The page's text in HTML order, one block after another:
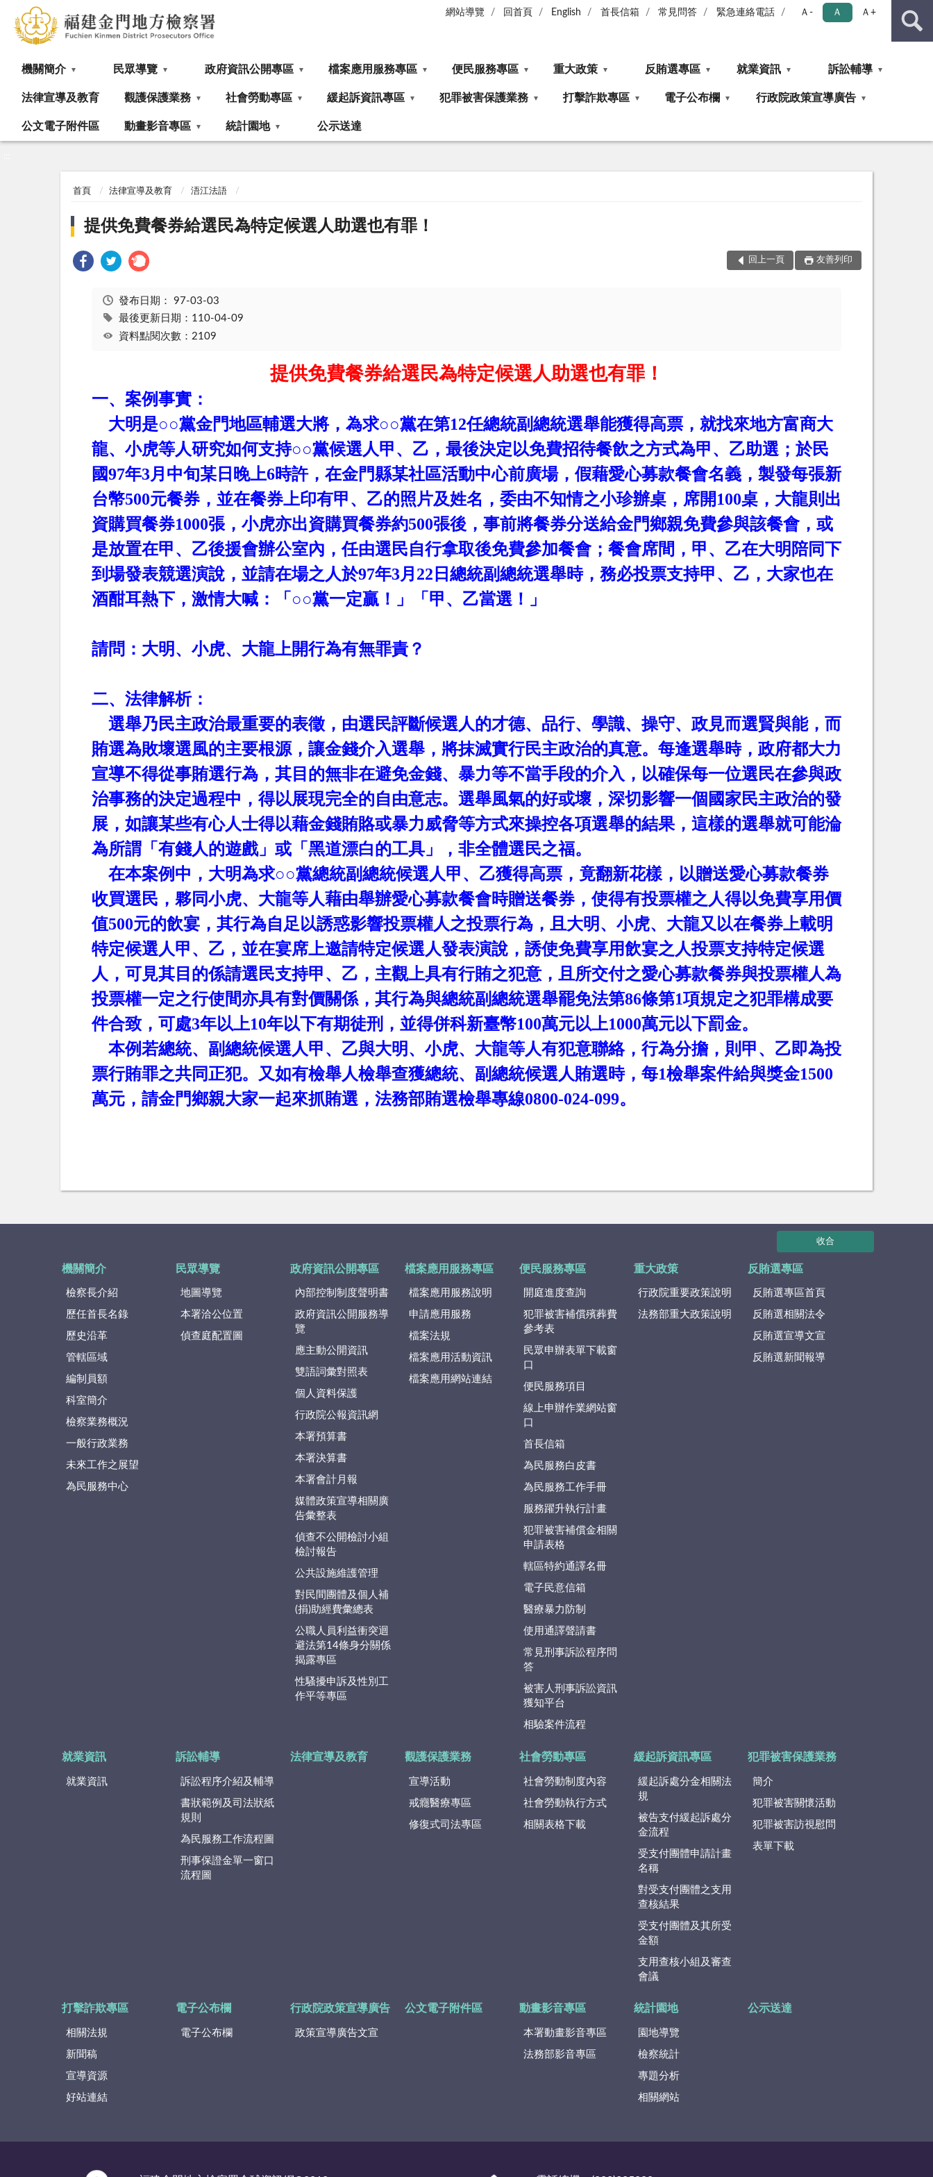
網站導覽 回首頁 English 首長信箱 常見問答 緊急連絡電話 Ａ- Ａ Ａ+
機關簡介 民眾導覽 政府資訊公開專區 檔案應用服務專區 便民服務專區 重大政策 反賄選專區 就業資訊 訴訟輔導
法律宣導及教育 觀護保護業務 社會勞動專區 緩起訴資訊專區 犯罪被害保護業務 打擊詐欺專區 電子公布欄 行政院政策宣導廣告
公文電子附件區 動畫影音專區 統計園地 公示送達
首頁 法律宣導及教育 浯江法語
提供免費餐券給選民為特定候選人助選也有罪！
回上一頁 友善列印
發布日期： 97-03-03
最後更新日期：110-04-09
資料點閱次數：2109
提供免費餐券給選民為特定候選人助選也有罪！
一、案例事實：
大明是○○黨金門地區輔選大將，為求○○黨在第12任總統副總統選舉能獲得高票，就找來地方富商大
龍、小虎等人研究如何支持○○黨候選人甲、乙，最後決定以免費招待餐飲之方式為甲、乙助選；於民
國97年3月中旬某日晚上6時許，在金門縣某社區活動中心前廣場，假藉愛心募款餐會名義，製發每張新
台幣500元餐券，並在餐券上印有甲、乙的照片及姓名，委由不知情之小珍辦桌，席開100桌，大龍則出
資購買餐券1000張，小虎亦出資購買餐券約500張後，事前將餐券分送給金門鄉親免費參與該餐會，或
是放置在甲、乙後援會辦公室內，任由選民自行拿取後免費參加餐會；餐會席間，甲、乙在大明陪同下
到場發表競選演說，並請在場之人於97年3月 22 日總統副總統選舉時，務必投票支持甲、乙，大家也在
酒酣耳熱下，激情大喊：「○○黨一定贏！」「甲、乙當選！」
請問：大明、小虎、大龍上開行為有無罪責？
二、法律解析：
選舉乃民主政治最重要的表徵，由選民評斷候選人的才德、品行、學識、操守、政見而選賢與能，而
賄選為敗壞選風的主要根源，讓金錢介入選舉，將抹滅實行民主政治的真意。每逢選舉時，政府都大力
宣導不得從事賄選行為，其目的無非在避免金錢、暴力等不當手段的介入，以確保每一位選民在參與政
治事務的決定過程中，得以展現完全的自由意志。選舉風氣的好或壞，深切影響一個國家民主政治的發
展，如讓某些有心人士得以藉金錢賄賂或暴力威脅等方式來操控各項選舉的結果，這樣的選舉就可能淪
為所謂「有錢人的遊戲」或「黑道漂白的工具」，非全體選民之福。
在本案例中，大明為求○○黨總統副總統候選人甲、乙獲得高票，竟翻新花樣，以贈送愛心募款餐券
收買選民，夥同小虎、大龍等人藉由舉辦愛心募款餐會時贈送餐券，使得有投票權之人得以免費享用價
值500元的飲宴，其行為自足以誘惑影響投票權人之投票行為，且大明、小虎、大龍又以在餐券上載明
特定候選人甲、乙，並在宴席上邀請特定候選人發表演說，誘使免費享用飲宴之人投票支持特定候選
人，可見其目的係請選民支持甲、乙，主觀上具有行賄之犯意，且所交付之愛心募款餐券與投票權人為
投票權一定之行使間亦具有對價關係，其行為與總統副總統選舉罷免法第86條第1項規定之犯罪構成要
件合致，可處3年以上10年以下有期徒刑，並得併科新臺幣100萬元以上1000萬元以下罰金。
本例若總統、副總統候選人甲、乙與大明、小虎、大龍等人有犯意聯絡，行為分擔，則甲、乙即為投
票行賄罪之共同正犯。又如有檢舉人檢舉查獲總統、副總統候選人賄選時，每1檢舉案件給與獎金1500
萬元，請金門鄉親大家一起來抓賄選，法務部賄選檢舉專線0800-024-099。
收合
機關簡介
檢察長介紹
歷任首長名錄
歷史沿革
管轄區域
編制員額
科室簡介
檢察業務概況
一般行政業務
未來工作之展望
為民服務中心
民眾導覽
地圖導覽
本署洽公位置
偵查庭配置圖
政府資訊公開專區
內部控制制度聲明書
政府資訊公開服務導
覽
應主動公開資訊
雙語詞彙對照表
個人資料保護
行政院公報資訊網
本署預算書
本署決算書
本署會計月報
媒體政策宣導相關廣
告彙整表
偵查不公開檢討小組
檢討報告
公共設施維護管理
對民間團體及個人補
(捐)助經費彙總表
公職人員利益衝突迴
避法第14條身分關係
揭露專區
性騷擾申訴及性別工
作平等專區
檔案應用服務專區
檔案應用服務說明
申請應用服務
檔案法規
檔案應用活動資訊
檔案應用網站連結
便民服務專區
開庭進度查詢
犯罪被害補償殯葬費
參考表
民眾申辦表單下載窗
口
便民服務項目
線上申辦作業網站窗
口
首長信箱
為民服務白皮書
為民服務工作手冊
服務躍升執行計畫
犯罪被害補償金相關
申請表格
轄區特約通譯名冊
電子民意信箱
醫療暴力防制
使用通譯聲請書
常見刑事訴訟程序問
答
被害人刑事訴訟資訊
獲知平台
相驗案件流程
重大政策
行政院重要政策說明
法務部重大政策說明
反賄選專區
反賄選專區首頁
反賄選相關法令
反賄選宣導文宣
反賄選新聞報導
就業資訊
就業資訊
訴訟輔導
訴訟程序介紹及輔導
書狀範例及司法狀紙
規則
為民服務工作流程圖
刑事保證金單一窗口
流程圖
法律宣導及教育 觀護保護業務
宣導活動
戒癮醫療專區
修復式司法專區
社會勞動專區
社會勞動制度內容
社會勞動執行方式
相關表格下載
緩起訴資訊專區
緩起訴處分金相關法
規
被告支付緩起訴處分
金流程
受支付團體申請計畫
名稱
對受支付團體之支用
查核結果
受支付團體及其所受
金額
支用查核小組及審查
會議
犯罪被害保護業務
簡介
犯罪被害關懷活動
犯罪被害訪視慰問
表單下載
打擊詐欺專區
相關法規
新聞稿
宣導資源
好站連結
電子公布欄
電子公布欄
行政院政策宣導廣告
政策宣導廣告文宣
公文電子附件區 動畫影音專區
本署動畫影音專區
法務部影音專區
統計園地
園地導覽
檢察統計
專題分析
相關網站
公示送達